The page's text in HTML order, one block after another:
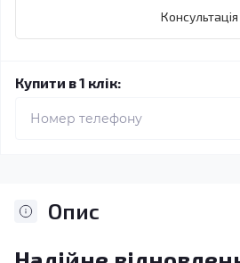
Консультація
Купити в 1 клік:
Опис